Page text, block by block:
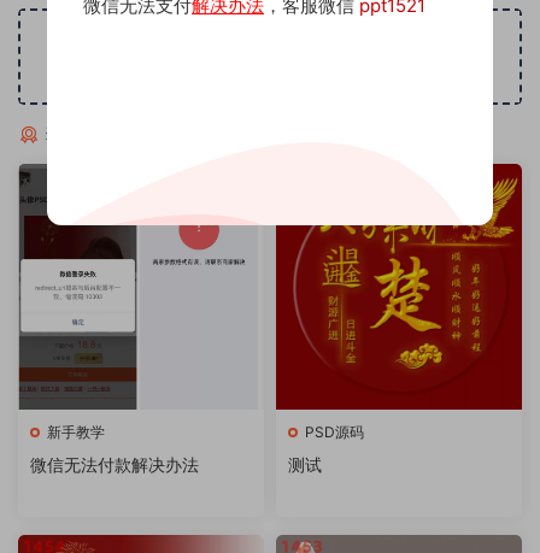
猜你喜欢
新手教学
微信无法付款解决办法
PSD源码
测试
微信无法支付解决办法 ，客服微信 ppt1521